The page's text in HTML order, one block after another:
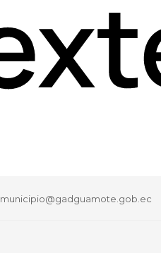
municipio@gadguamote.gob.ec